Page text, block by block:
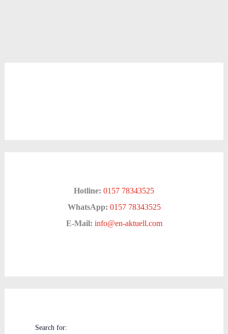
Hotline: 0157 78343525
WhatsApp: 0157 78343525
E-Mail: info@en-aktuell.com
Search for: